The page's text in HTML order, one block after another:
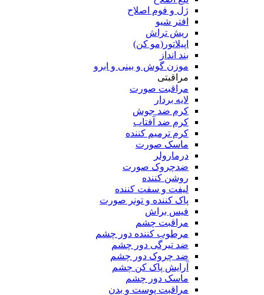
ژل و فوم اصلاح
افتر شیو
ریش تراش
اپیلاتور(مو کن)
بند انداز
موزن گوش و بینی و ابرو
مراقبتی
مراقبت صورت
لایه بردار
کرم ضد جوش
کرم ضد آفتاب
کرم ترمیم کننده
ماسک صورت
درمارولر
ضدچروک صورت
روشن کننده
لیفت و سفت کننده
پاک کننده و تونر صورت
فیس براش
مراقبت چشم
مرطوب کننده دور چشم
ضد تیرگی دور چشم
ضد چروک دور چشم
آرایش پاک کن چشم
ماسک دور چشم
مراقبت پوست و بدن